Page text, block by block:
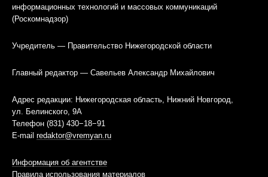
информационных технологий и массовых коммуникаций
(Роскомнадзор)
Учредитель — Правительство Нижегородской области
Главный редактор — Савельев Александр Михайлович
Адрес редакции: Нижегородская область, Нижний Новгород,
ул. Белинского, 9А
Телефон (831) 430−18−91
E-mail redaktor@vremyan.ru
Информация об агентстве
Правила использования материалов